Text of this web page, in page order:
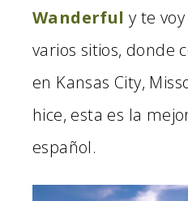
Wanderful y te
varios sitios, donde
en Kansas City,
hice, esta es la
español.